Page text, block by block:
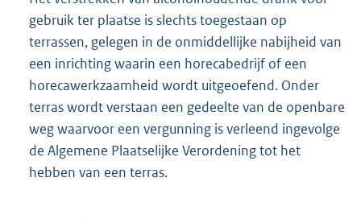
gebruik ter plaatse is slechts toegestaan op
terrassen, gelegen in de onmiddellijke nabijheid van
een inrichting waarin een horecabedrijf of een
horecawerkzaamheid wordt uitgeoefend. Onder
terras wordt verstaan een gedeelte van de openbare
weg waarvoor een vergunning is verleend ingevolge
de Algemene Plaatselijke Verordening tot het
hebben van een terras.